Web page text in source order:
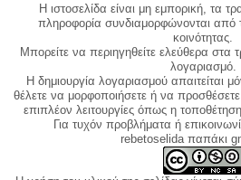
Η ιστοσελίδα είναι μη εμπορική, τα
πληροφορία συνδιαμορφώνονται από
κοινότητας.
Μπορείτε να περιηγηθείτε ελεύθερα στα
λογαριασμό.
Η δημιουργία λογαριασμού απαιτείται
θέλετε να μορφοποιήσετε ή να
επιπλέον λειτουργίες όπως η
Για τυχόν προβλήματα ή
rebetoselida παπάκι